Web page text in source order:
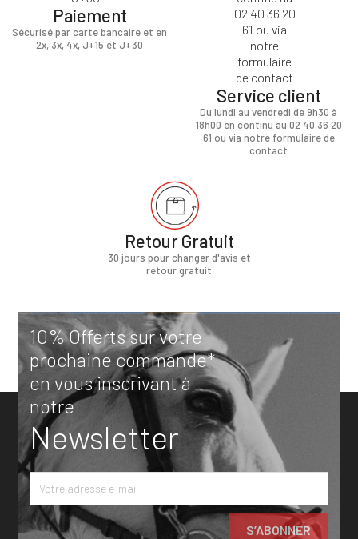
Paiement
Sécurisé par carte bancaire et en
2x, 3x, 4x, J+15 et J+30
Service client
Du lundi au vendredi de 9h30 à
18h00 en continu au 02 40 36 20
61 ou via notre formulaire de
contact
Retour Gratuit
30 jours pour changer d'avis et
retour gratuit
10% Offerts sur votre
prochaine commande*
en vous inscrivant à
notre
Newsletter